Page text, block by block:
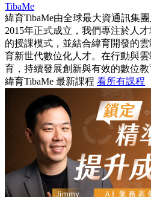
TibaMe
緯育TibaMe由全球最大資通訊集
2015年正式成立，我們專注於人
的授課模式，並結合緯育開發的
育新世代數位化人才。在行動與
育，持續發展創新與有效的數位教
緯育TibaMe 最新課程 看所有課程